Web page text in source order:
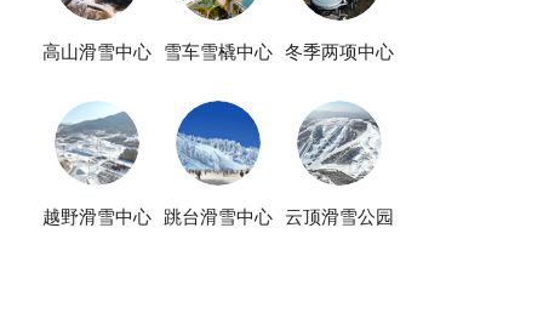
高山滑雪中心 雪车雪橇中心 冬季两项中心
越野滑雪中心 跳台滑雪中心 云顶滑雪公园